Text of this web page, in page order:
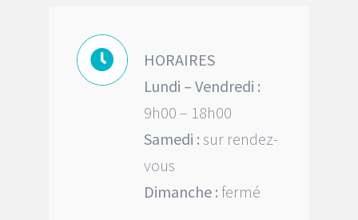
HORAIRES
Lundi – Vendredi :
9h00 – 18h00
Samedi : sur rendez-
vous
Dimanche : fermé